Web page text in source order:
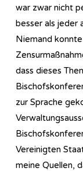
war zwar nicht
besser als jeder
Niemand
dass dieses
zur Sprache
Vereinigten
meine Quellen,